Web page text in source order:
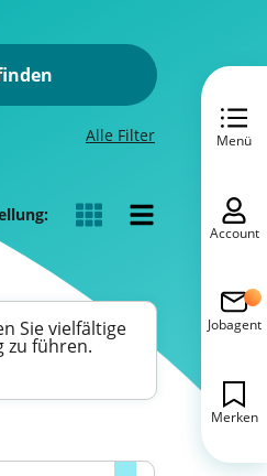
Alle Filter
Sie vielfältige
zu führen.
Menü
Account
Jobagent
Merken